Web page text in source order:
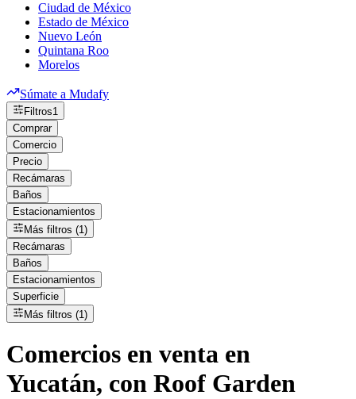
Ciudad de México
Estado de México
Nuevo León
Quintana Roo
Morelos
Súmate a Mudafy
Filtros1
Comprar
Comercio
Precio
Recámaras
Baños
Estacionamientos
Más filtros (1)
Recámaras
Baños
Estacionamientos
Superficie
Más filtros (1)
Comercios en venta en
Yucatán, con Roof Garden